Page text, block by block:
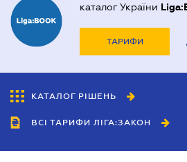
каталог України
ТАРИФИ
КАТАЛОГ РІШЕНЬ
ВСІ ТАРИФИ ЛІГА:ЗАКОН